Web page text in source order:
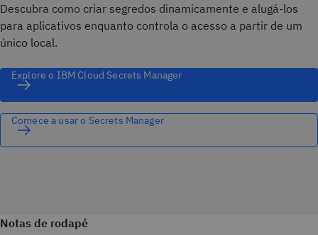
Descubra como criar segredos dinamicamente e alugá-los
para aplicativos enquanto controla o acesso a partir de um
único local.
Explore o IBM Cloud Secrets Manager
Comece a usar o Secrets Manager
Notas de rodapé